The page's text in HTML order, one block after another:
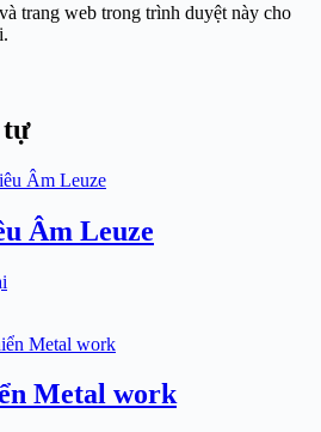
trang web trong trình duyệt này cho
tự
Âm Leuze
Metal work